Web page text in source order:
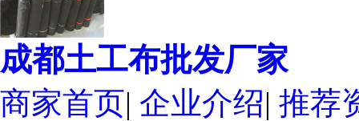
成都土工布批发厂家
商家首页| 企业介绍| 推荐